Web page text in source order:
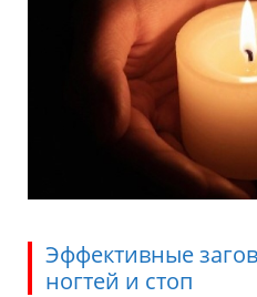
Эффективные
ногтей и стоп